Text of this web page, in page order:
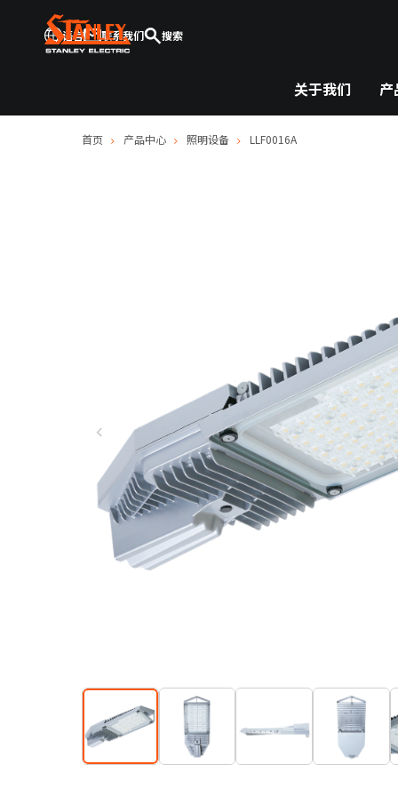
语言 联系我们 搜索
关于我们 产
首页 产品中心 照明设备 LLF0016A